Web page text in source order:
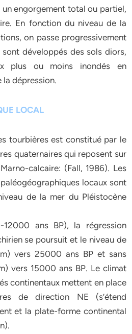
engorgement total ou partiel,
En fonction du niveau de la
on passe progressivement
développés des sols diors,
plus ou moins inondés en
la dépression.
LOCAL
tourbières est constitué par le
quaternaires qui reposent sur
calcaire: (Fall, 1986). Les
locaux sont
de la mer du Pléistocène
ans BP), la régression
se poursuit et le niveau de
vers 25000 ans BP et sans
vers 15000 ans BP. Le climat
continentaux mettent en place
de direction NE (s’étend
et la plate-forme continental